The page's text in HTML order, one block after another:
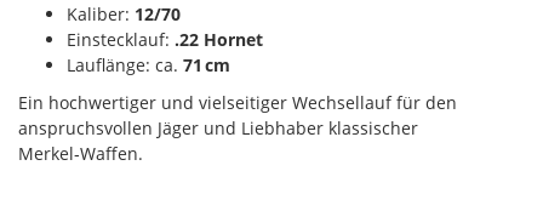
Kaliber: 12/70
Einstecklauf: .22 Hornet
Lauflänge: ca. 71 cm
Ein hochwertiger und vielseitiger Wechsellauf für den
anspruchsvollen Jäger und Liebhaber klassischer
Merkel‑Waffen.